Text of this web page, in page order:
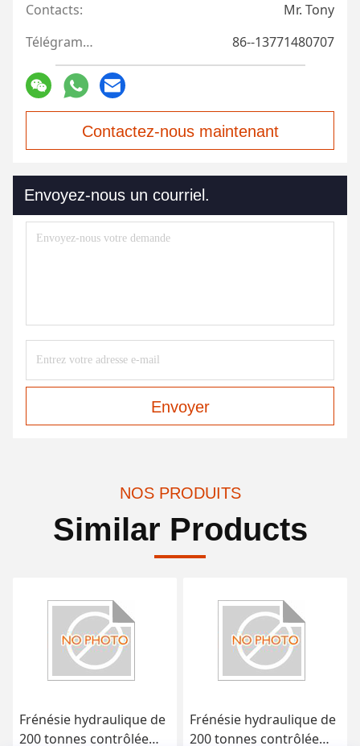
Contacts:
Mr. Tony
Télégramme:
86--13771480707
Contactez-nous maintenant
Envoyez-nous un courriel.
Envoyer
NOS PRODUITS
Similar Products
Frénésie hydraulique de
200 tonnes contrôlée
Frénésie hydraulique de
200 tonnes contrôlée